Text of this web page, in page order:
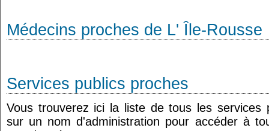
Médecins proches de L' Île-Rousse
Services publics proches
Vous trouverez ici la liste de tous les services
sur un nom d'administration pour accéder à